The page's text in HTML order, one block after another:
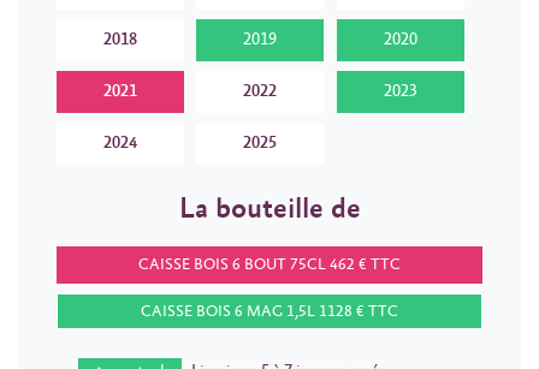
2018 2019 2020
2021 2022 2023
2024 2025
La bouteille de
CAISSE BOIS 6 BOUT 75CL 462 € TTC
CAISSE BOIS 6 MAG 1,5L 1128 € TTC